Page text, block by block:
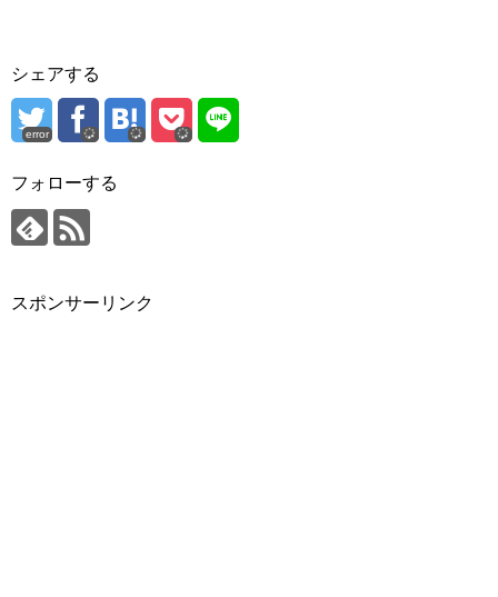
シェアする
error
フォローする
スポンサーリンク